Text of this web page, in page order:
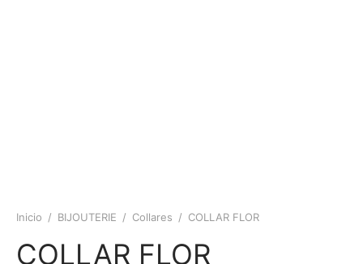
Inicio / BIJOUTERIE / Collares / COLLAR FLOR
COLLAR FLOR